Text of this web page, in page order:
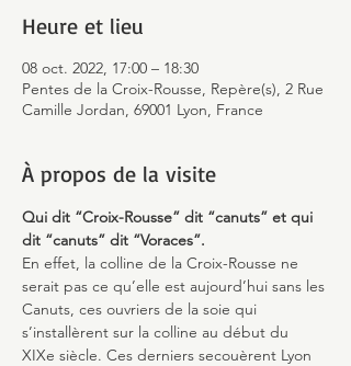
Heure et lieu
08 oct. 2022, 17:00 – 18:30
Pentes de la Croix-Rousse, Repère(s), 2 Rue
Camille Jordan, 69001 Lyon, France
À propos de la visite
Qui dit “Croix-Rousse” dit “canuts” et qui
dit “canuts” dit “Voraces”.
En effet, la colline de la Croix-Rousse ne
serait pas ce qu’elle est aujourd’hui sans les
Canuts, ces ouvriers de la soie qui
s’installèrent sur la colline au début du
XIXe siècle. Ces derniers secouèrent Lyon